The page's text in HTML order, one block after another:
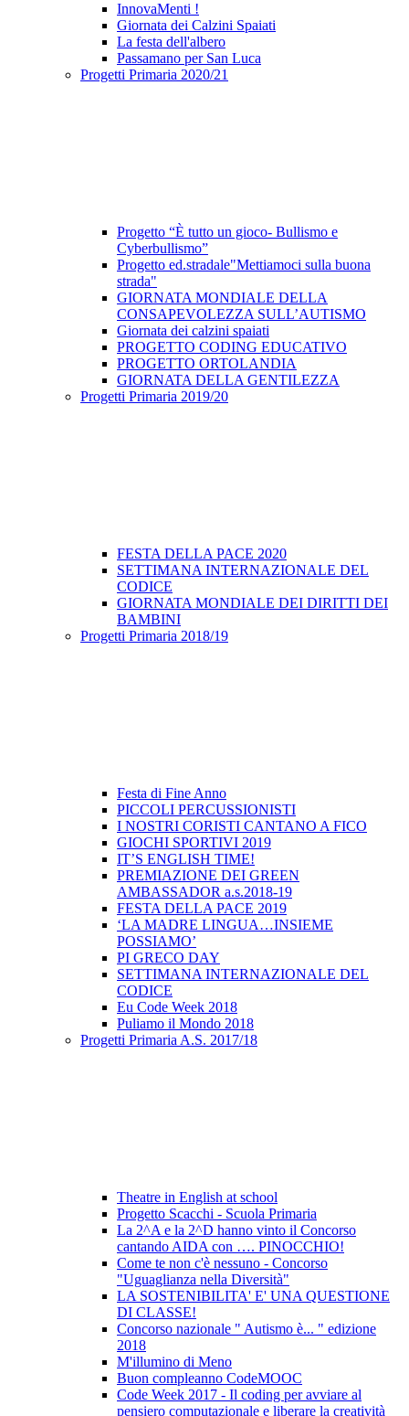
InnovaMenti !
Giornata dei Calzini Spaiati
La festa dell'albero
Passamano per San Luca
Progetti Primaria 2020/21
Progetto “È tutto un gioco- Bullismo e
Cyberbullismo”
Progetto ed.stradale"Mettiamoci sulla buona
strada"
GIORNATA MONDIALE DELLA
CONSAPEVOLEZZA SULL’AUTISMO
Giornata dei calzini spaiati
PROGETTO CODING EDUCATIVO
PROGETTO ORTOLANDIA
GIORNATA DELLA GENTILEZZA
Progetti Primaria 2019/20
FESTA DELLA PACE 2020
SETTIMANA INTERNAZIONALE DEL
CODICE
GIORNATA MONDIALE DEI DIRITTI DEI
BAMBINI
Progetti Primaria 2018/19
Festa di Fine Anno
PICCOLI PERCUSSIONISTI
I NOSTRI CORISTI CANTANO A FICO
GIOCHI SPORTIVI 2019
IT’S ENGLISH TIME!
PREMIAZIONE DEI GREEN
AMBASSADOR a.s.2018-19
FESTA DELLA PACE 2019
‘LA MADRE LINGUA…INSIEME
POSSIAMO’
PI GRECO DAY
SETTIMANA INTERNAZIONALE DEL
CODICE
Eu Code Week 2018
Puliamo il Mondo 2018
Progetti Primaria A.S. 2017/18
Theatre in English at school
Progetto Scacchi - Scuola Primaria
La 2^A e la 2^D hanno vinto il Concorso
cantando AIDA con …. PINOCCHIO!
Come te non c'è nessuno - Concorso
"Uguaglianza nella Diversità"
LA SOSTENIBILITA' E' UNA QUESTIONE
DI CLASSE!
Concorso nazionale " Autismo è... " edizione
2018
M'illumino di Meno
Buon compleanno CodeMOOC
Code Week 2017 - Il coding per avviare al
pensiero computazionale e liberare la creatività